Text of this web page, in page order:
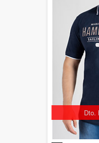
Dto.